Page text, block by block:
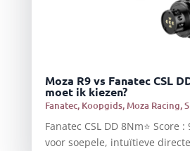
Moza R9 vs Fanatec CSL
moet ik kiezen?
Fanatec, Koopgids,Moza Racing,
Fanatec CSL DD 8Nm⭐ Score
voor soepele, intuïtieve